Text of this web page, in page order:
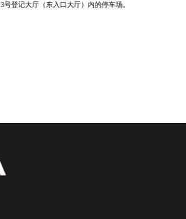
登记大厅（东入口大厅）内的停车场。